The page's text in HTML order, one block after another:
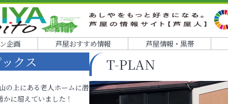
企画 芦屋おすすめ情報 芦屋情報・黒帯
T-PLAN
クス
上にある老人ホームに潜
に超えていました！